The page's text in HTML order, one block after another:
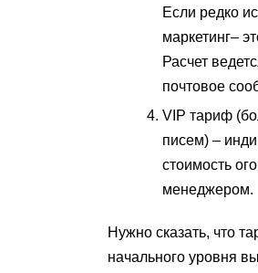
Если редко
маркетинг–
Расчет
почтовое
VIP тариф
писем) –
стоимость
менеджером.
Нужно сказать, что
начального уровня